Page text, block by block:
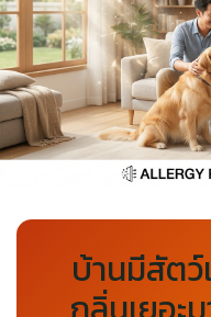
บ้านมีสัตว์